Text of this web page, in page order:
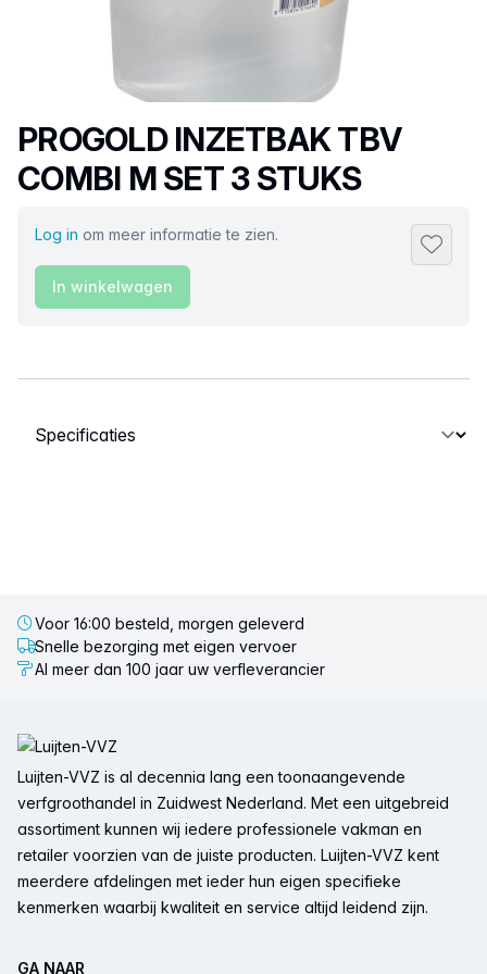
Productnaam
PROGOLD INZETBAK TBV
COMBI M SET 3 STUKS
Log in om meer informatie te zien.
In winkelwagen
Selecteer een tabblad
Voor 16:00 besteld, morgen geleverd
Snelle bezorging met eigen vervoer
Al meer dan 100 jaar uw verfleverancier
Luijten-VVZ is al decennia lang een toonaangevende
verfgroothandel in Zuidwest Nederland. Met een uitgebreid
assortiment kunnen wij iedere professionele vakman en
retailer voorzien van de juiste producten. Luijten-VVZ kent
meerdere afdelingen met ieder hun eigen specifieke
kenmerken waarbij kwaliteit en service altijd leidend zijn.
GA NAAR